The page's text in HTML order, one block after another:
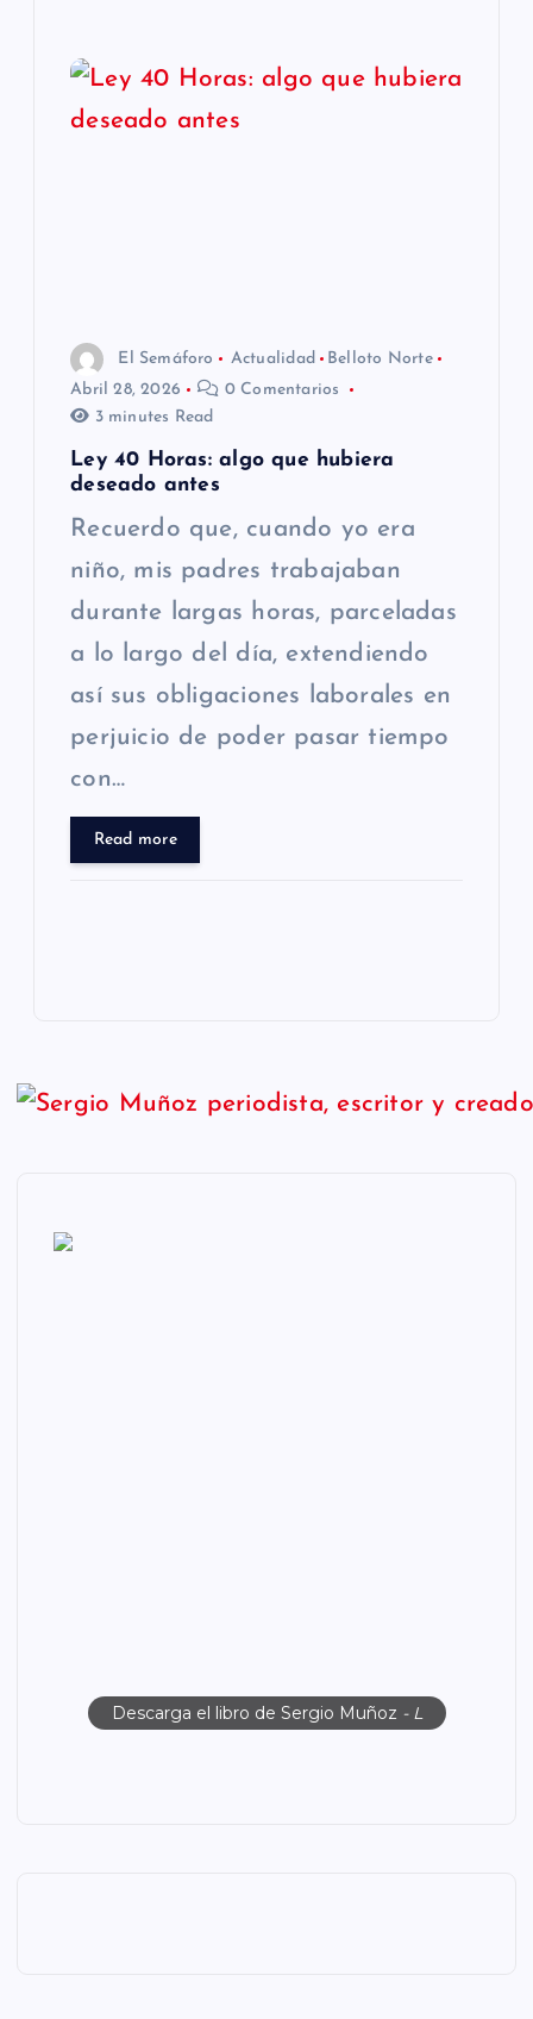
El Semáforo Actualidad
Belloto Norte
Abril 28, 2026
0 Comentarios
3 minutes Read
Ley 40 Horas: algo que hubiera
deseado antes
Recuerdo que, cuando yo era
niño, mis padres trabajaban
durante largas horas, parceladas
a lo largo del día, extendiendo
así sus obligaciones laborales en
perjuicio de poder pasar tiempo
con…
Read more
Descarga el libro de Sergio Muñoz - L